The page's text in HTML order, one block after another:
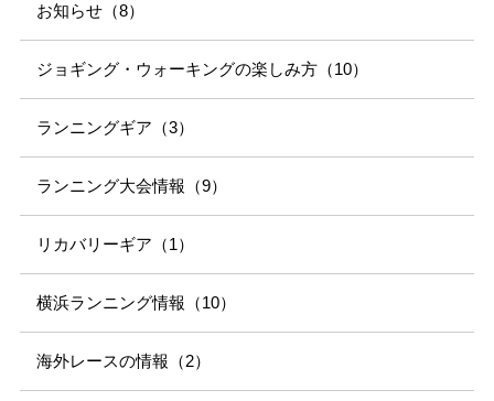
お知らせ（8）
ジョギング・ウォーキングの楽しみ方（10）
ランニングギア（3）
ランニング大会情報（9）
リカバリーギア（1）
横浜ランニング情報（10）
海外レースの情報（2）